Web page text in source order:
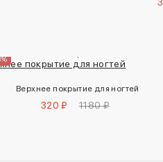
Верхнее покрытие для ногтей
320 ₽ 1180 ₽